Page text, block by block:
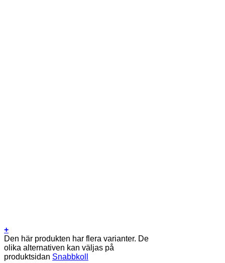
+
Den här produkten har flera varianter. De
olika alternativen kan väljas på
produktsidan Snabbkoll